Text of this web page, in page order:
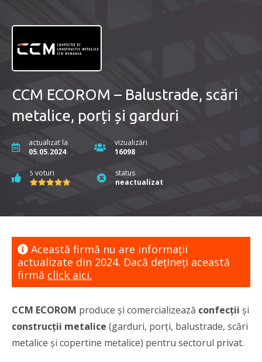
CCM ECOROM – Balustrade, scări
metalice, porți și garduri
actualizat la
05.05.2024
vizualizări
16098
5 voturi
status
neactualizat
Această firmă nu are informaţii
actualizate din 2024. Dacă dețineți această
firmă click aici.
CCM ECOROM produce și comercializează confecții și
construcții metalice (garduri, porți, balustrade, scări
metalice și copertine metalice) pentru sectorul privat.